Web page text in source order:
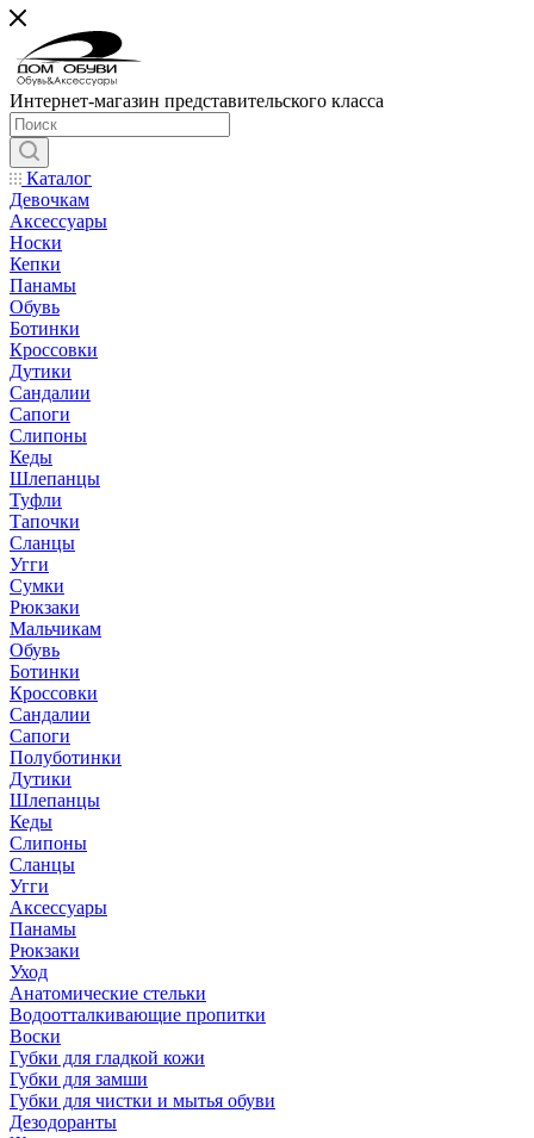
Интернет-магазин представительского класса
Каталог
Девочкам
Аксессуары
Носки
Кепки
Панамы
Обувь
Ботинки
Кроссовки
Дутики
Сандалии
Сапоги
Слипоны
Кеды
Шлепанцы
Туфли
Тапочки
Сланцы
Угги
Сумки
Рюкзаки
Мальчикам
Обувь
Ботинки
Кроссовки
Сандалии
Сапоги
Полуботинки
Дутики
Шлепанцы
Кеды
Слипоны
Сланцы
Угги
Аксессуары
Панамы
Рюкзаки
Уход
Анатомические стельки
Водоотталкивающие пропитки
Воски
Губки для гладкой кожи
Губки для замши
Губки для чистки и мытья обуви
Дезодоранты